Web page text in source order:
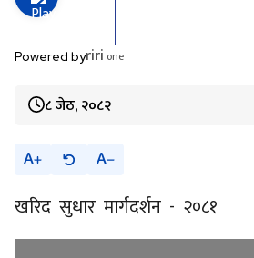
Powered byriri one
८ जेठ, २०८२
A A
खरिद सुधार मार्गदर्शन - २०८१